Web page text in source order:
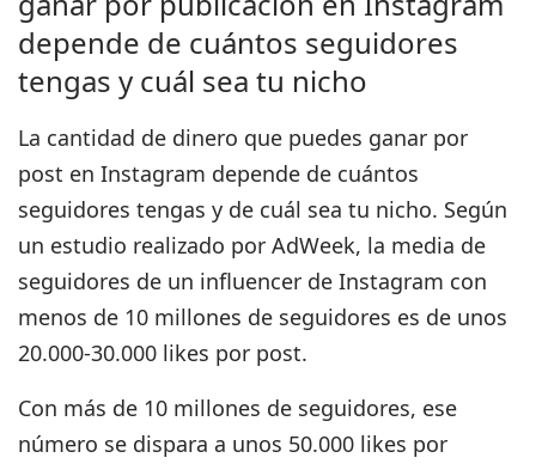
depende de cuántos seguidores
tengas y cuál sea tu nicho
La cantidad de dinero que puedes ganar por
post en Instagram depende de cuántos
seguidores tengas y de cuál sea tu nicho. Según
un estudio realizado por AdWeek, la media de
seguidores de un influencer de Instagram con
menos de 10 millones de seguidores es de unos
20.000-30.000 likes por post.
Con más de 10 millones de seguidores, ese
número se dispara a unos 50.000 likes por